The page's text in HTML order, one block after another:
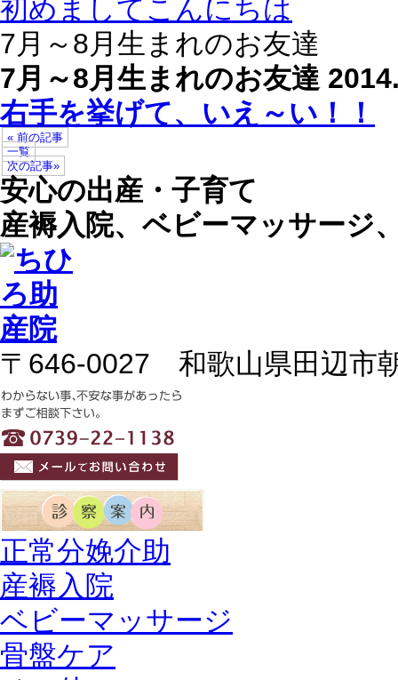
初めましてこんにちは
7月～8月生まれのお友達
7月～8月生まれのお友達
右手を挙げて、いえ～い！！
« 前の記事
一覧
次の記事»
安心の出産・子育て
産褥入院、ベビーマッサージ
〒646-0027 和歌山県田辺市
正常分娩介助
産褥入院
ベビーマッサージ
骨盤ケア